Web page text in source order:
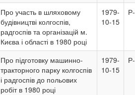
Про участь в шляховому
будівництві колгоспів,
радгоспів та організацій м.
Києва і області в 1980 році
1979-
10-15
Про підготовку машинно-
тракторного парку колгоспів
і радгоспів до польових
робіт в 1980 році
1979-
10-15